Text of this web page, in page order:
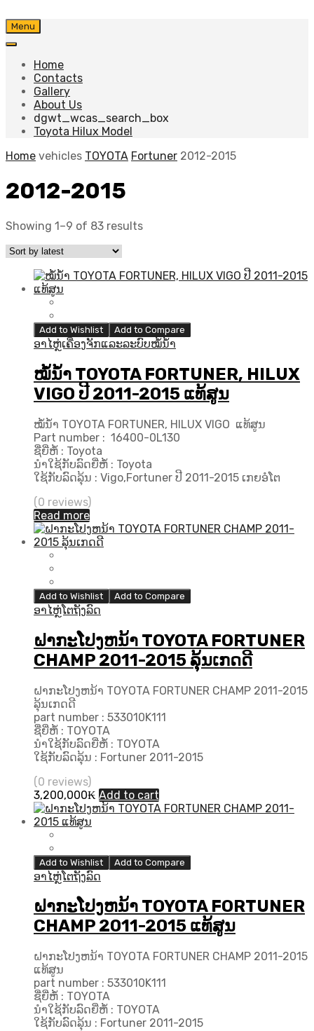
Skip
to
Menu
Home
Contacts
Gallery
About Us
dgwt_wcas_search_box
Toyota Hilux Model
Home vehicles TOYOTA Fortuner 2012-2015
2012-2015
Showing 1–9 of 83 resultsSorted
Add to Wishlist Add to Compare
ອາໄຫຼ່ເຄື່ອງຈັກແລະລະບົບໝໍ້ນ້ຳ
ໝໍ້ນ້ຳ TOYOTA FORTUNER, HILUX
VIGO ປີ 2011-2015 ແທ້ສູນ
ໝໍ້ນ້ຳ TOYOTA FORTUNER, HILUX VIGO ແທ້ສູນ
Part number : 16400-0L130
ຊື່ຍີ່ຫໍ້ : Toyota
ນຳໃຊ້ກັບລົດຍີ່ຫໍ້ : Toyota
ໃຊ້ກັບລົດລຸ້ນ : Vigo,Fortuner ປີ 2011-2015 ເກຍອໍໂຕ
(0 reviews)
Read more
Add to Wishlist Add to Compare
ອາໄຫຼ່ໂຕຖັງລົດ
ຝາກະໂປງຫນ້າ TOYOTA FORTUNER
CHAMP 2011-2015 ລຸ້ນເກດດີ
ຝາກະໂປງຫນ້າ TOYOTA FORTUNER CHAMP 2011-2015
ລຸ້ນເກດດີ
part number : 533010K111
ຊື່ຍີ່ຫໍ້ : TOYOTA
ນຳໃຊ້ກັບລົດຍີ່ຫໍ້ : TOYOTA
ໃຊ້ກັບລົດລຸ້ນ : Fortuner 2011-2015
(0 reviews)
3,200,000₭ Add to cart
Add to Wishlist Add to Compare
ອາໄຫຼ່ໂຕຖັງລົດ
ຝາກະໂປງຫນ້າ TOYOTA FORTUNER
CHAMP 2011-2015 ແທ້ສູນ
ຝາກະໂປງຫນ້າ TOYOTA FORTUNER CHAMP 2011-2015
ແທ້ສູນ
part number : 533010K111
ຊື່ຍີ່ຫໍ້ : TOYOTA
ນຳໃຊ້ກັບລົດຍີ່ຫໍ້ : TOYOTA
ໃຊ້ກັບລົດລຸ້ນ : Fortuner 2011-2015